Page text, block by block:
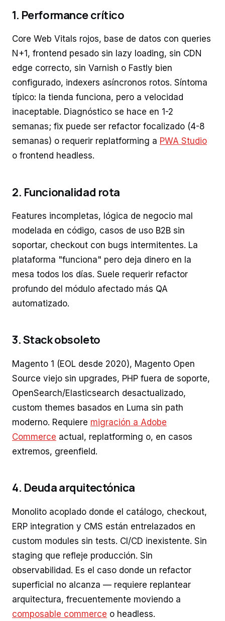
1. Performance crítico
Core Web Vitals rojos, base de datos con queries
N+1, frontend pesado sin lazy loading, sin CDN
edge correcto, sin Varnish o Fastly bien
configurado, indexers asíncronos rotos. Síntoma
típico: la tienda funciona, pero a velocidad
inaceptable. Diagnóstico se hace en 1-2
semanas; fix puede ser refactor focalizado (4-8
semanas) o requerir replatforming a PWA Studio
o frontend headless.
2. Funcionalidad rota
Features incompletas, lógica de negocio mal
modelada en código, casos de uso B2B sin
soportar, checkout con bugs intermitentes. La
plataforma "funciona" pero deja dinero en la
mesa todos los días. Suele requerir refactor
profundo del módulo afectado más QA
automatizado.
3. Stack obsoleto
Magento 1 (EOL desde 2020), Magento Open
Source viejo sin upgrades, PHP fuera de soporte,
OpenSearch/Elasticsearch desactualizado,
custom themes basados en Luma sin path
moderno. Requiere migración a Adobe
Commerce actual, replatforming o, en casos
extremos, greenfield.
4. Deuda arquitectónica
Monolito acoplado donde el catálogo, checkout,
ERP integration y CMS están entrelazados en
custom modules sin tests. CI/CD inexistente. Sin
staging que refleje producción. Sin
observabilidad. Es el caso donde un refactor
superficial no alcanza — requiere replantear
arquitectura, frecuentemente moviendo a
composable commerce o headless.